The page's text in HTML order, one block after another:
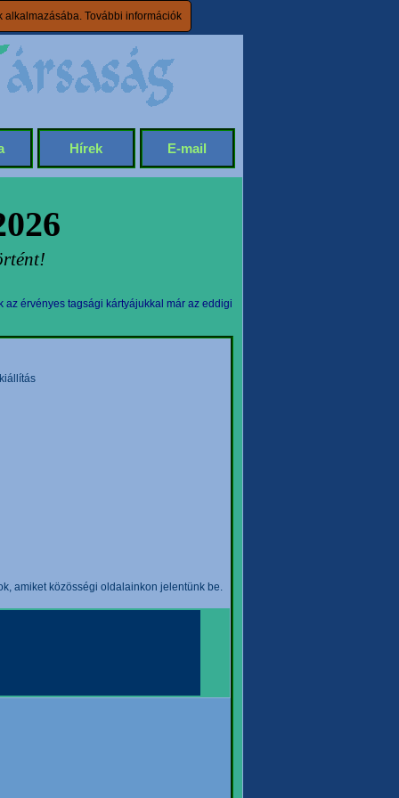
alkalmazásába. További információk
Hírek E-mail
érvényes tagsági kártyájukkal már az eddigi
amiket közösségi oldalainkon jelentünk be.